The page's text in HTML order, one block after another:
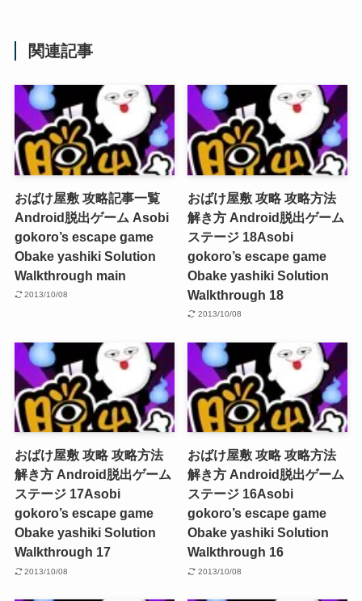
関連記事
おばけ屋敷 攻略記事一覧
Android脱出ゲーム Asobi
gokoro’s escape game
Obake yashiki Solution
Walkthrough main
2013/10/08
おばけ屋敷 攻略 攻略方法
解き方 Android脱出ゲーム
ステージ 18Asobi
gokoro’s escape game
Obake yashiki Solution
Walkthrough 18
2013/10/08
おばけ屋敷 攻略 攻略方法
解き方 Android脱出ゲーム
ステージ 17Asobi
gokoro’s escape game
Obake yashiki Solution
Walkthrough 17
2013/10/08
おばけ屋敷 攻略 攻略方法
解き方 Android脱出ゲーム
ステージ 16Asobi
gokoro’s escape game
Obake yashiki Solution
Walkthrough 16
2013/10/08